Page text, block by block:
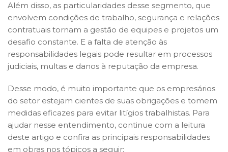
Além disso, as particularidades desse segmento, que
envolvem condições de trabalho, segurança e relações
contratuais tornam a gestão de equipes e projetos um
desafio constante. E a falta de atenção às
responsabilidades legais pode resultar em processos
judiciais, multas e danos à reputação da empresa.
Desse modo, é muito importante que os empresários
do setor estejam cientes de suas obrigações e tomem
medidas eficazes para evitar litígios trabalhistas. Para
ajudar nesse entendimento, continue com a leitura
deste artigo e confira as principais responsabilidades
em obras nos tópicos a seguir: